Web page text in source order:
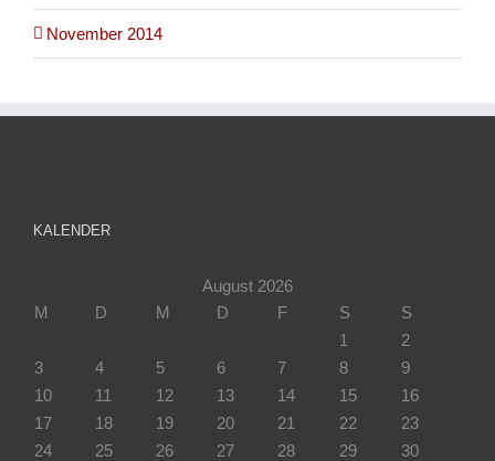
November 2014
KALENDER
August 2026
M
D M D F S
S
1
2
3
4 5 6 7 8
9
10
11 12 13 14 15
16
17
18 19 20 21 22
23
24
25 26 27 28 29
30